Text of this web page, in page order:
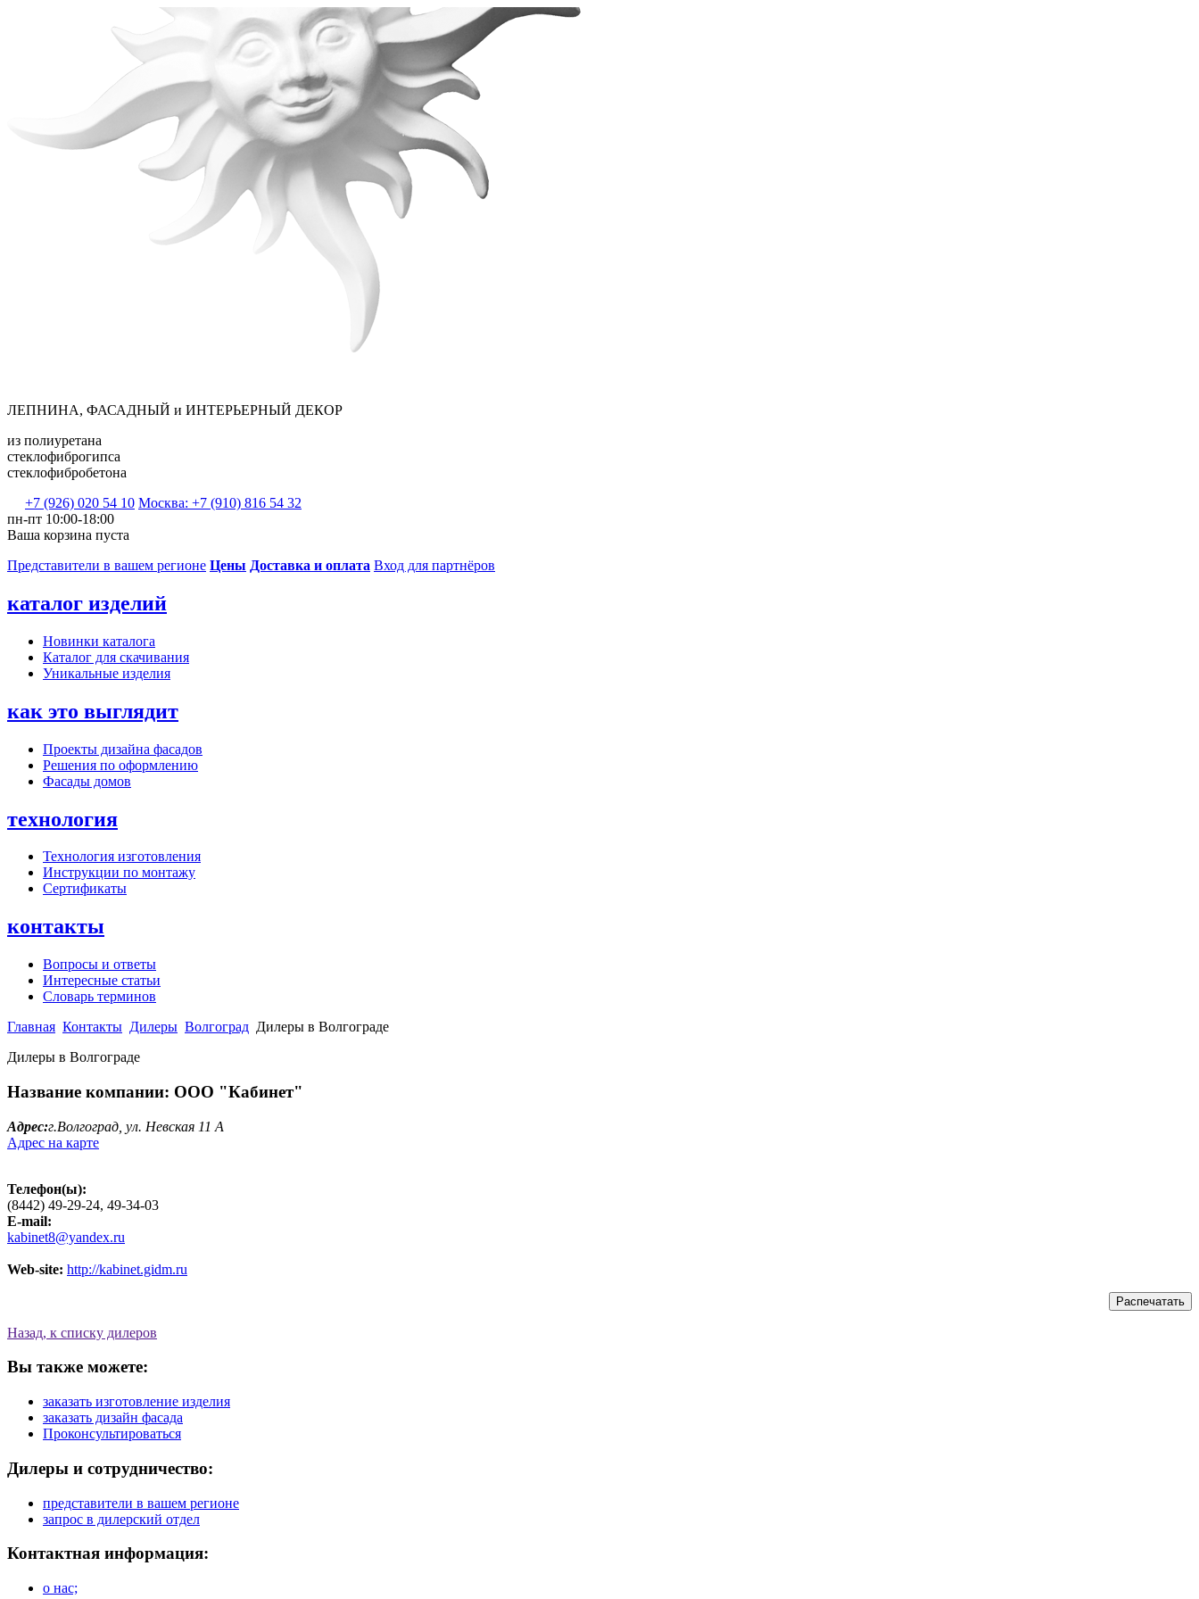
ЛЕПНИНА, ФАСАДНЫЙ и ИНТЕРЬЕРНЫЙ ДЕКОР
из полиуретана
стеклофиброгипса
стеклофибробетона
+7 (926) 020 54 10 Москва: +7 (910) 816 54 32
пн-пт 10:00-18:00
Ваша корзина пуста
Представители в вашем регионе Цены Доставка и оплата Вход для партнёров
каталог изделий
Новинки каталога
Каталог для скачивания
Уникальные изделия
как это выглядит
Проекты дизайна фасадов
Решения по оформлению
Фасады домов
технология
Технология изготовления
Инструкции по монтажу
Сертификаты
контакты
Вопросы и ответы
Интересные статьи
Словарь терминов
Главная Контакты Дилеры Волгоград Дилеры в Волгограде
Дилеры в Волгограде
Название компании: ООО "Кабинет"
Адрес:г.Волгоград, ул. Невская 11 А
Адрес на карте
Телефон(ы):
(8442) 49-29-24, 49-34-03
E-mail:
kabinet8@yandex.ru
Web-site: http://kabinet.gidm.ru
Назад, к списку дилеров
Вы также можете:
заказать изготовление изделия
заказать дизайн фасада
Проконсультироваться
Дилеры и сотрудничество:
представители в вашем регионе
запрос в дилерский отдел
Контактная информация:
о нас;